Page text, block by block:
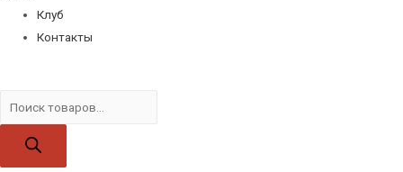
Клуб
Контакты
товаров